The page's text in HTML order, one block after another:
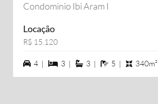
Condominio Ibi Aram I
Locação
R$ 15.120
4 vagas na garagem
4 | 3 dormiórios
3 | 3 suítes
3 | 5 banheiros
5 | 340m²